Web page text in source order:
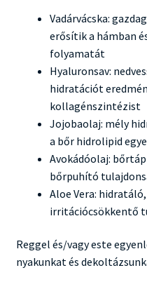
Vadárvácska:
erősítik a hámban
folyamatát
Hyaluronsav:
hidratációt
kollagénszintézist
Jojobaolaj: mély
a bőr hidrolipid
Avokádóolaj:
bőrpuhító
Aloe Vera:
irritációcsökkentő
Reggel és/vagy este
nyakunkat és